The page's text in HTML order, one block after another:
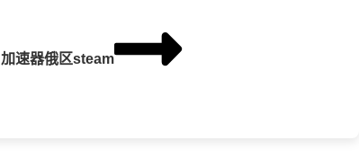
加速器俄区steam